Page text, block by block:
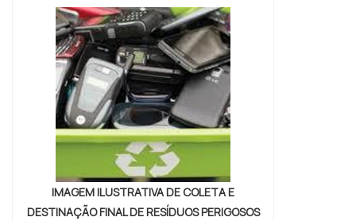
segmento.INFORMAÇÕES SOBRE COLETA E
DESTINAÇÃO FINAL DE RESÍDUOS
LÍQUIDOSQuem pesquisa na internet por
coleta e destinação de resíduos líquidos em
uma empresa inova...
IMAGEM ILUSTRATIVA DE COLETA E
DESTINAÇÃO FINAL DE RESÍDUOS PERIGOSOS